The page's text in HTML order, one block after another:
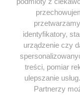
Odkryj najciekawsze
powstała we
miłośników literatury
tytułów
identyfikatory,
urządzenie czy
treści, pomiar
ulepszanie
Partnerzy